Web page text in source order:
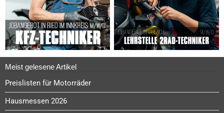
Meist gelesene Artikel
Preislisten für Motorräder
Hausmessen 2026